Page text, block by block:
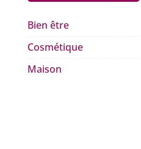
Bien être
Cosmétique
Maison